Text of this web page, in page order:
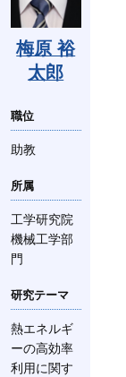
梅原 裕
太郎
職位
助教
所属
工学研究院
機械工学部
門
研究テーマ
熱エネルギ
ーの高効率
利用に関す